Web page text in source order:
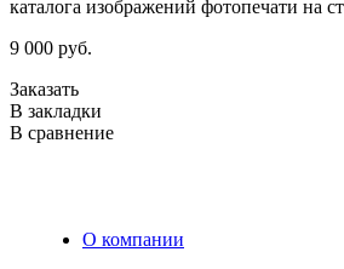
каталога изображений фотопечати на
9 000 руб.
Заказать
В закладки
В сравнение
О компании